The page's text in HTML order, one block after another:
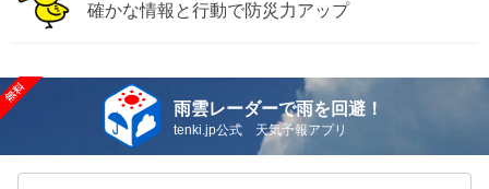
確かな情報と行動で防災力アップ
雨雲レーダーで雨を回避！
tenki.jp公式 天気予報アプリ